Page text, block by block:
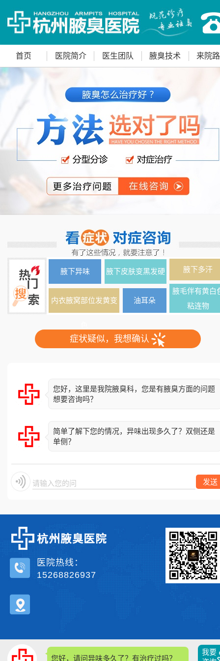
首页 医院简介 医生团队 腋臭技术 来院
腋下异味 腋下皮肤变黑发硬 腋下多汗
内衣腋窝部位发黄变 油耳朵
腋毛伴有黄白
粘连物
症状疑似，我想确认
您好，这里是我院腋臭科，您是有腋臭方面的问题
想要咨询吗？
简单了解下您的情况，异味出现多久了？双侧还是
单侧？
请输入您的问题 发送
您好，请问异味多久了？有治疗过吗？
我要
医院热线：
15268826937